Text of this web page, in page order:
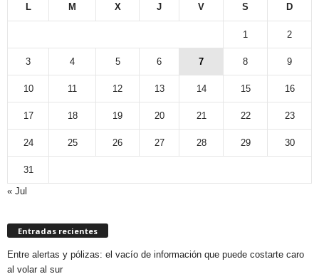
L M X J V S D
1 2
3 4 5 6 7 8 9
10 11 12 13 14 15 16
17 18 19 20 21 22 23
24 25 26 27 28 29 30
31
« Jul
Entradas recientes
Entre alertas y pólizas: el vacío de información que puede costarte caro
al volar al sur